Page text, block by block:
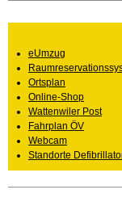
eUmzug
Ortsplan
Online-Shop
Wattenwiler Post
Fahrplan ÖV
Webcam
Standorte